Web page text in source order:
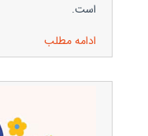
است.
ادامه مطلب